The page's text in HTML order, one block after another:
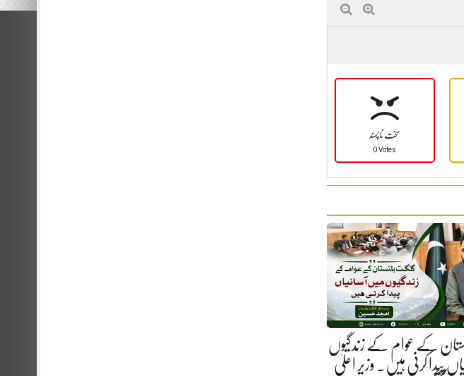
سخت نا پسند
0 Votes
کے عوام کے زندگیوں
پیدا کرنی ہیں. وزیر اعلیٰ